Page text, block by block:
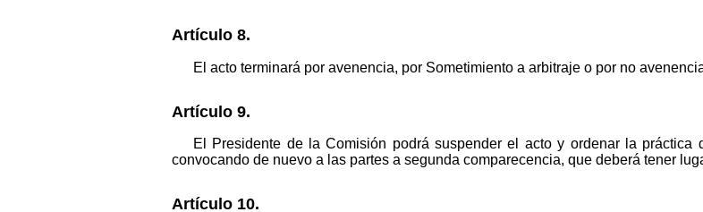
Artículo 8.
El acto terminará por avenencia, por Sometimiento a arbitraje o por no
Artículo 9.
El Presidente de la Comisión podrá suspender el acto y ordenar la
convocando de nuevo a las partes a segunda comparecencia, que deberá tener
Artículo 10.